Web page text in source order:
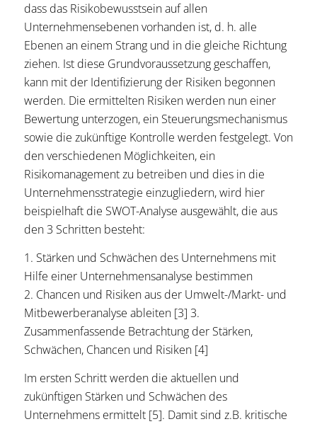
dass das Risikobewusstsein auf allen
Unternehmensebenen vorhanden ist, d. h. alle
Ebenen an einem Strang und in die gleiche Richtung
ziehen. Ist diese Grundvoraussetzung geschaffen,
kann mit der Identifizierung der Risiken begonnen
werden. Die ermittelten Risiken werden nun einer
Bewertung unterzogen, ein Steuerungsmechanismus
sowie die zukünftige Kontrolle werden festgelegt. Von
den verschiedenen Möglichkeiten, ein
Risikomanagement zu betreiben und dies in die
Unternehmensstrategie einzugliedern, wird hier
beispielhaft die SWOT-Analyse ausgewählt, die aus
den 3 Schritten besteht:
1. Stärken und Schwächen des Unternehmens mit
Hilfe einer Unternehmensanalyse bestimmen
2. Chancen und Risiken aus der Umwelt-/Markt- und
Mitbewerberanalyse ableiten [3] 3.
Zusammenfassende Betrachtung der Stärken,
Schwächen, Chancen und Risiken [4]
Im ersten Schritt werden die aktuellen und
zukünftigen Stärken und Schwächen des
Unternehmens ermittelt [5]. Damit sind z.B. kritische